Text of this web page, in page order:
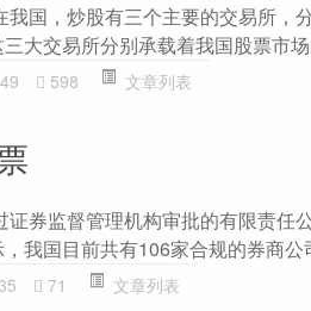
国，炒股有三个主要的交易所，
大交易所分别承载着我国股票市
598 文章列表
券监督管理机构审批的有限责任
我国目前共有106家合规的券商公
71 文章列表